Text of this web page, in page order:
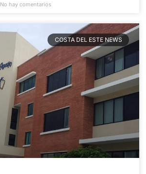
No hay comentarios
COSTA DEL ESTE NEWS